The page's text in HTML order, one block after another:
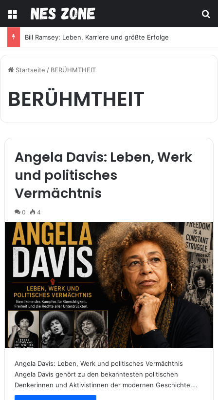
Menü
Bill Ramsey: Leben, Karriere und größte Erfolge
Startseite / BERÜHMTHEIT
BERÜHMTHEIT
Angela Davis: Leben, Werk
und politisches
Vermächtnis
0 4
Angela Davis: Leben, Werk und politisches Vermächtnis
Angela Davis gehört zu den bekanntesten politischen
Denkerinnen und Aktivistinnen der modernen Geschichte.…